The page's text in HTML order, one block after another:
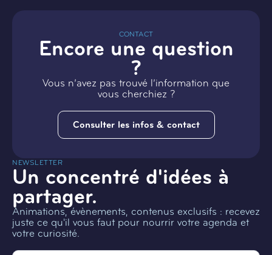
CONTACT
Encore une question
?
Vous n’avez pas trouvé l’information que
vous cherchiez ?
Consulter les infos & contact
NEWSLETTER
Un concentré d'idées à
partager.
Animations, évènements, contenus exclusifs : recevez
juste ce qu'il vous faut pour nourrir votre agenda et
votre curiosité.